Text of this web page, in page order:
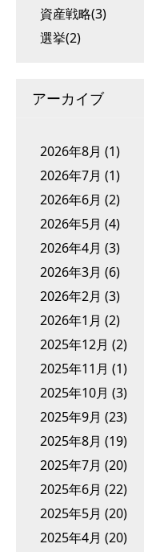
資産戦略(3)
選挙(2)
アーカイブ
2026年8月 (1)
2026年7月 (1)
2026年6月 (2)
2026年5月 (4)
2026年4月 (3)
2026年3月 (6)
2026年2月 (3)
2026年1月 (2)
2025年12月 (2)
2025年11月 (1)
2025年10月 (3)
2025年9月 (23)
2025年8月 (19)
2025年7月 (20)
2025年6月 (22)
2025年5月 (20)
2025年4月 (20)